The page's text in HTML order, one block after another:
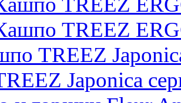
TREEZ
TREEZ
Japonica